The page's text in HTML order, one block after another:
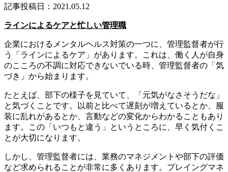
記事投稿日：2021.05.12
ラインによるケアと忙しい管理職
企業におけるメンタルヘルス対策の一つに、管理監督者が行
う「ラインによるケア」があります。これは、働く人が自身
のこころの不調に対応できないでいる時、管理監督者の「気
づき」から始まります。
たとえば、部下の様子を見ていて、「元気がなさそうだな」
と気づくことです。以前と比べて遅刻が増えているとか、服
装に乱れがあるとか、言動などの変化からわかることもあり
ます。この「いつもと違う」というところに、早く気付くこ
とが大切になります。
しかし、管理監督者には、業務のマネジメントや部下の評価
など求められることが非常に多くあります。プレイングマネ